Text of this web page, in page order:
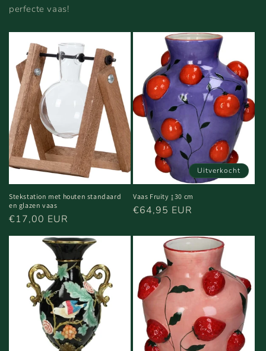
perfecte vaas!
Stekstation met houten standaard
en glazen vaas
Normale
€17,00 EUR
Uitverkocht
Vaas Fruity ↨30 cm
Normale
€64,95 EUR